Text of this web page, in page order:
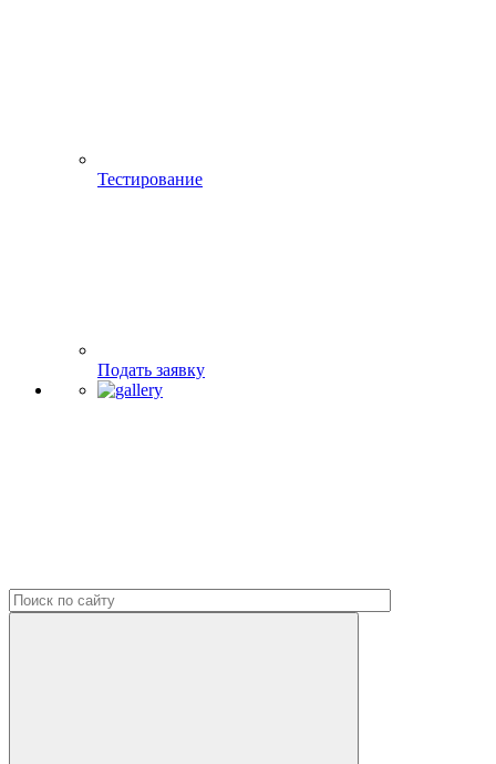
Тестирование
Подать заявку